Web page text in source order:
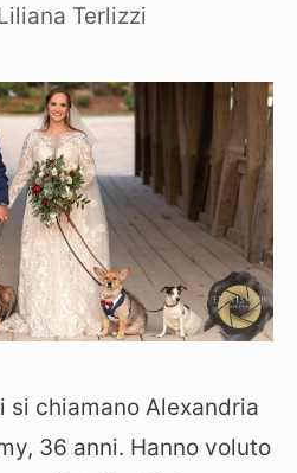
Terlizzi
si chiamano Alexandria
36 anni. Hanno voluto